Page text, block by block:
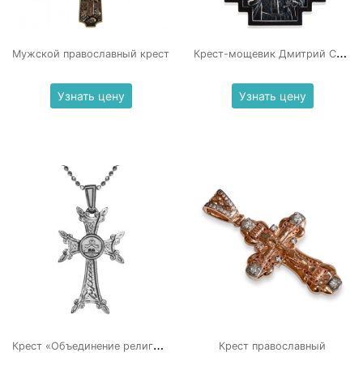
Мужской православный крест
Узнать цену
К
рест-мощевик Дмитрий Солунский
Узнать цену
К
рест «Объединение религий» Крест православный